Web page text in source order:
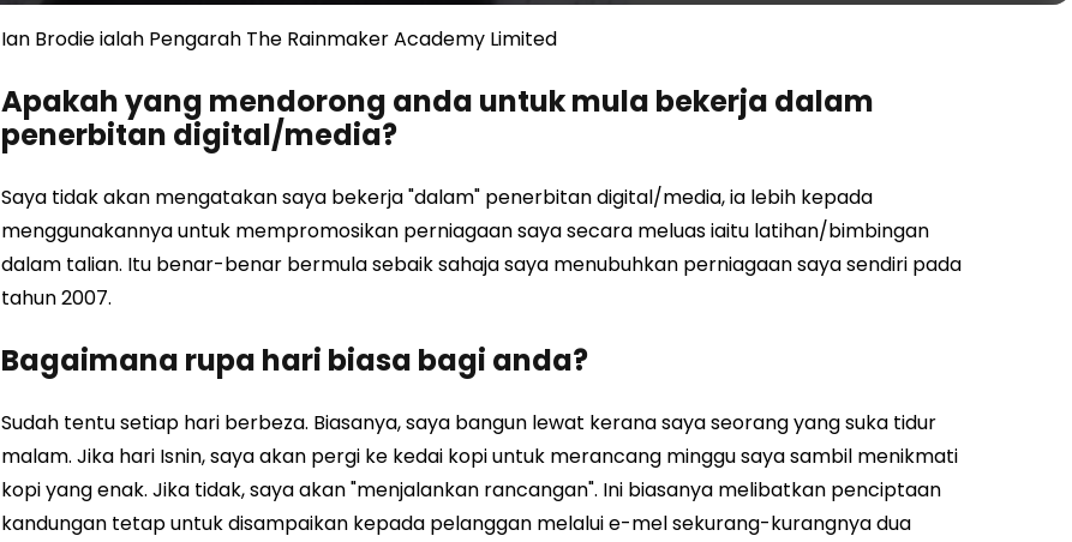
Ian Brodie ialah Pengarah The Rainmaker Academy Limited
Apakah yang mendorong anda untuk mula bekerja dalam
penerbitan digital/media?
Saya tidak akan mengatakan saya bekerja "dalam" penerbitan digital/media, ia lebih kepada
menggunakannya untuk mempromosikan perniagaan saya secara meluas iaitu latihan/bimbingan
dalam talian. Itu benar-benar bermula sebaik sahaja saya menubuhkan perniagaan saya sendiri pada
tahun 2007.
Bagaimana rupa hari biasa bagi anda?
Sudah tentu setiap hari berbeza. Biasanya, saya bangun lewat kerana saya seorang yang suka tidur
malam. Jika hari Isnin, saya akan pergi ke kedai kopi untuk merancang minggu saya sambil menikmati
kopi yang enak. Jika tidak, saya akan "menjalankan rancangan". Ini biasanya melibatkan penciptaan
kandungan tetap untuk disampaikan kepada pelanggan melalui e-mel sekurang-kurangnya dua